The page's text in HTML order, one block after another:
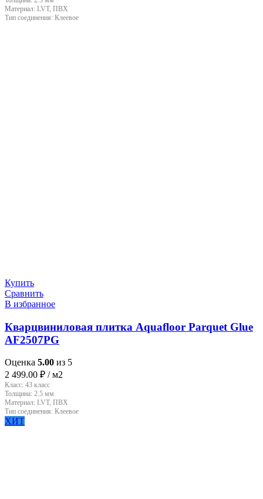
Материал: LVT, ПВХ
Тип соединения: Клеевое
Купить
Сравнить
В избранное
Кварцвиниловая плитка Aquafloor Parquet Glue
AF2507PG
Оценка 5.00 из 5
2 499.00 ₽ / м2
Класс: 43 класс
Толщина: 2.5 мм
Материал: LVT, ПВХ
Тип соединения: Клеевое
ХИТ